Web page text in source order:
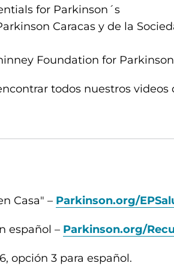
for Parkinson´s
Caracas y de la
Foundation for
todos nuestros videos
Casa" – Parkinson.org/
español – Parkinson.org/
opción 3 para español.